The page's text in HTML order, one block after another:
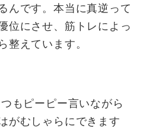
んです。本当に真逆って
位にさせ、筋トレによっ
整えています。
もピーピー言いながら
がむしゃらにできます